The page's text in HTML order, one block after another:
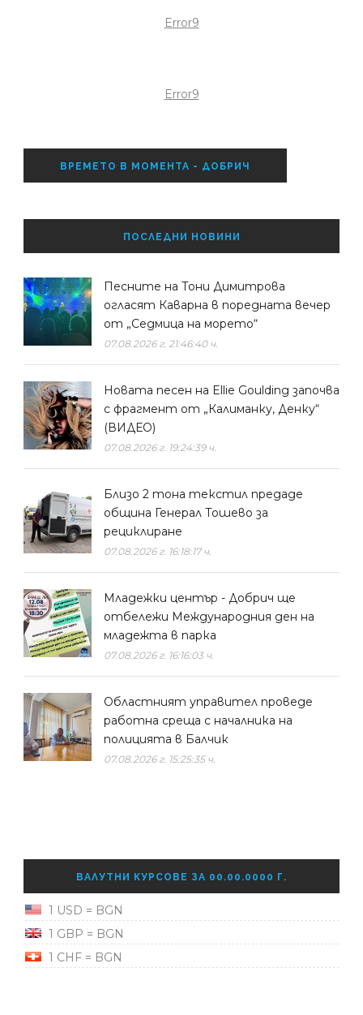
Error9
Error9
ВРЕМЕТО В МОМЕНТА - ДОБРИЧ
ПОСЛЕДНИ НОВИНИ
Песните на Тони Димитрова
огласят Каварна в поредната вечер
от „Седмица на морето“
07.08.2026 г. 21:46:40 ч.
Новата песен на Ellie Goulding започва
с фрагмент от „Калиманку, Денку“
(ВИДЕО)
07.08.2026 г. 19:24:39 ч.
Близо 2 тона текстил предаде
община Генерал Тошево за
рециклиране
07.08.2026 г. 16:18:17 ч.
Младежки център - Добрич ще
отбележи Международния ден на
младежта в парка
07.08.2026 г. 16:16:03 ч.
Областният управител проведе
работна среща с началника на
полицията в Балчик
07.08.2026 г. 15:25:35 ч.
ВАЛУТНИ КУРСОВЕ ЗА 00.00.0000 Г.
1 USD = BGN
1 GBP = BGN
1 CHF = BGN